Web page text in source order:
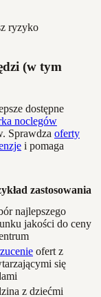
ryzyko
(w tym
dostępne
noclegów
Sprawdza oferty
i pomaga
zastosowania
najlepszego
jakości do ceny
ofert z
się
z dziećmi